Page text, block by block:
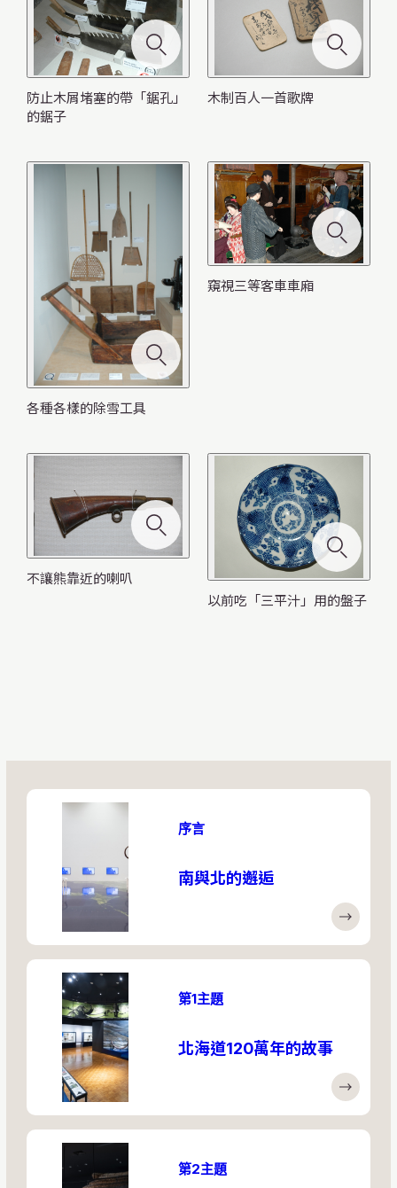
北海道屏風俯視圖
俯視圖是指鳥飛在空中,以高處俯視地形與風景的視角
中期到昭和時代(1926-1989)20年代期間以畫俯視圖著
稱的吉田初三郎在1936（昭和11）年完成的作品,作為
屏風保留了來。畫中有廣闊的海，山川和湖泊，開拓
地，城市，鐵路和渡輪，上升的溫泉濕氣，還有若隱
若現的陸地，庫頁島（樺太），千島列島等…… 值得一
看的地方，數不勝數。
モ
ー
ダ
ル
を
成為農業王國
為了在土地廣闊且天氣寒冷的北海道發展以耕地為中
心的農業，開拓使引進西式農業技術，同時為了培養
人才開設了札幌農學校。之後，進行了品種改良和技
術改良，讓馬牽引著犁等西式農具耕種，收割則用人
力，形成北海道特色的農作法。於是，充分利用北海
道廣大的土地為旱耕、水耕、乳製品產業建造基礎。
ー
ダ
ル
を
閉
じ
る
一次能大量煮鯡魚的鍋
捕获的鲱鱼大多被加工成“油糟”这种肥料，也被称为
“鲱鱼粕”。这口大号铁锅，因为可以同时炖煮大量的
鲱鱼，而被称为“鲱鱼锅”。大多数的鲱鱼锅，是富山
县高冈地区制造的。
モ
ー
ル
を
昭和10年期間的煤礦現場的情況
從明治開始到大正時代的煤礦，都是不使用機器依靠
人力徒手挖掘的。在採煤場<稱為切羽>，被叫做<先
山>和<後山>的人以幾人為一組，使用洋鎬、佩刀、
鋼鑿等工具挖掘。第一次世界大戰以後，出現了削岩
機、刨煤鎬、煤鑽等機器，大大提高了挖煤的效率。
モ
ー
ダ
ル
を
閉
防止木屑堵塞的帶「鋸孔」
的鋸子
防止木屑堵塞的帶「鋸孔」的鋸子
這個鋸子在鋸樹用的鋸齒後帶有收集木屑、防止木屑
堵塞鋸齒的溝孔（凹洞）。被稱為<孔鋸>等。跟以往
的鋸子相比，在來往拉伸的狀態下更為輕巧，具有是
硬質木頭也能輕鬆切斷的優點。為了充分發揮其優
點，鋸孔不斷增加，孔鋸的鋸齒，從6枚、4枚、到2枚
モ
ー
ダ
ル
を
閉
木制百人一首歌牌
木制百人一首歌牌
說起百人一首,廣泛流傳是藤原定家在小倉山的山莊裡
選取的一百首歌。在北海道，使用〈木牌歌留多〉，
用朴樹木做的木牌作為歌牌，木牌上有（和歌的）後
兩句的草書。這種歌牌遊戲，從明治中期開始興起，
無論在哪一個農村漁村都是冬日室內必備的娛樂。遊
戲方式是朗讀下面兩句，搶奪對應的歌牌。這種遊戲
モ
ー
ダ
ル
を
閉
じ
各種各樣的除雪工具
各種各樣的除雪工具
除雪時用到了專用的鏟狀工具和鐵鍬。鏟狀工具是用
木頭或竹子做的，叫做〈木鋤〉〈kaesuki〉〈雪耙
子〉〈雪鏟〉等。除雪具中還可以看到馬拉用〈三角
モ
ー
ダ
る
窺視三等客車車廂
窺視三等客車車廂
列車的暖氣在電熱暖氣和蒸汽暖氣普及之前，用叫做
達摩火爐或章魚火爐等的煤炭火爐。北海道從
1892（明治25）年冬季開始使用這種暖爐客車，在約
80年間一直深受乘客們的喜愛。補充煤炭時用火鉗、
炭十能、煤炭箱三種工具。另外，地板上的洞是方便
打掃的時候用的，據說也有乘客把它當作痰盂使用。
モ
ー
ダ
ル
を
閉
不讓熊靠近的喇叭
不讓熊靠近的喇叭
不管是什麼職業的人，像是郵遞員、北海道政府官
員、林業署（現森林管理局）的職員等會去到熊極可
能出沒的地方的職員，都要在森林裡吹能嚇跑熊的喇
叭。從明治時期(1868-1912)到昭和時代(1926-1989)的
30、40年代前後，在北海道，這樣的「防熊喇叭」都
モ
ー
ダ
ル
を
閉
以前吃「三平汁」用的盤子
以前吃「三平汁」用的盤子
モ
ー
序言
南與北的邂逅
第1主題
北海道120萬年的故事
第2主題